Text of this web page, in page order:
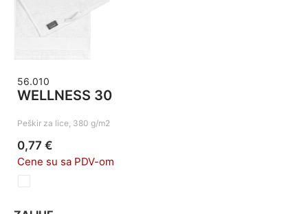
56.010
WELLNESS 30
Peškir za lice, 380 g/m2
0,77 €
Cene su sa PDV-om